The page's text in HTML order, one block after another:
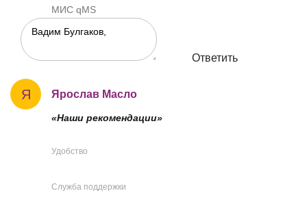
МИС qMS
Ответить
Я Ярослав Масло
«Наши рекомендации»
Удобство
Служба поддержки